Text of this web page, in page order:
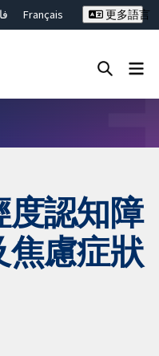
Français
更多語言
認知障
慮症狀